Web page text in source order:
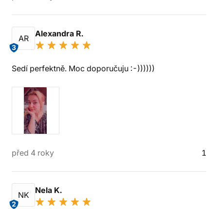
AR
3
Alexandra R.
Sedí perfektně. Moc doporučuju :-))))))
před 4 roky 1
NK
2
Nela K.